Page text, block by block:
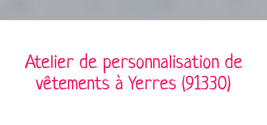
Atelier de personnalisation de
vêtements à Yerres (91330)